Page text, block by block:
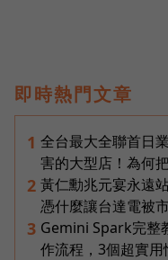
即時熱門文章
1 全台最大全聯首日
害的大型店！為何
2 黃仁勳兆元宴永遠
憑什麼讓台達電被
3 Gemini Spark完整
作流程，3個超實用